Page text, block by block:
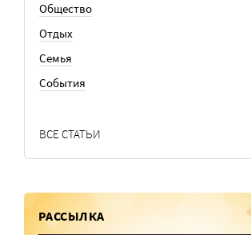
Общество
Отдых
Семья
События
ВСЕ СТАТЬИ
РАССЫЛКА